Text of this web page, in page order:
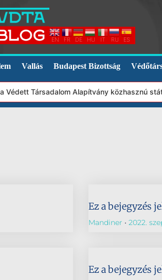
EN FR DE HU IT RU ES
Vallás Budapest Bizottság
Társadalom Alapítvány közhasznú
Ez a bejegyzés
Mandiner 2022.
Ez a bejegyzés